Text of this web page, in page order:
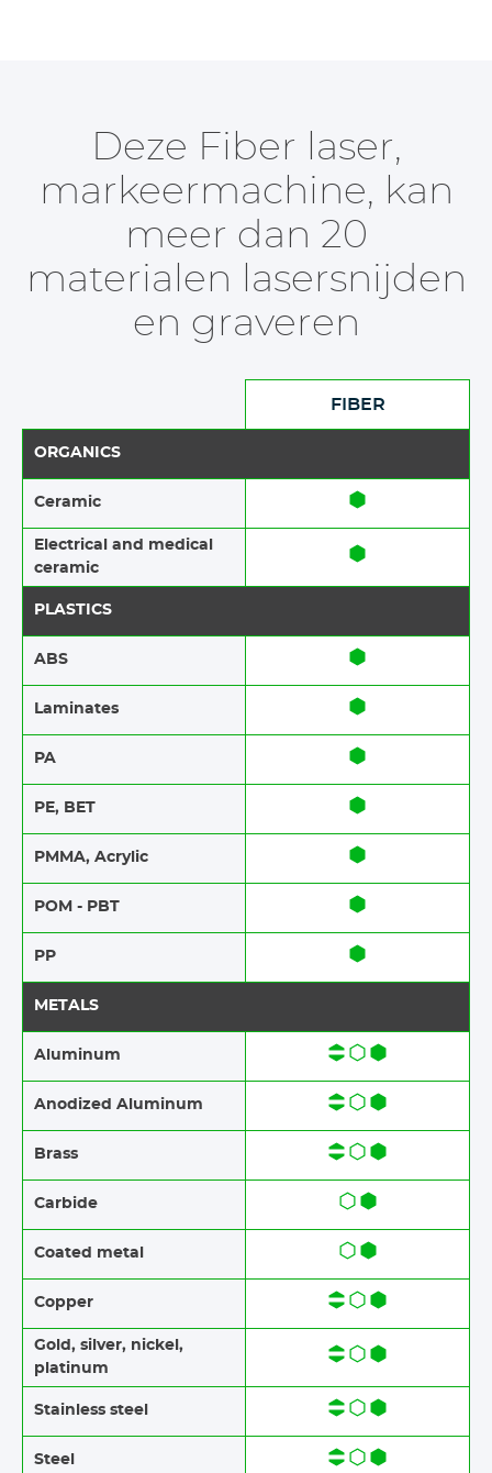
Deze Fiber laser,
markeermachine, kan
meer dan 20
materialen lasersnijden
en graveren
FIBER
ORGANICS
Ceramic​​
Electrical and medical
ceramic
PLASTICS
ABS​​
Laminates​​
PA
PE, BET
PMMA, Acrylic
POM - PBT
PP
METALS
Aluminum
Anodized Aluminum​​
Brass​​
Carbide
Coated metal
Copper
Gold, silver, nickel,
platinum
Stainless steel​​
Steel